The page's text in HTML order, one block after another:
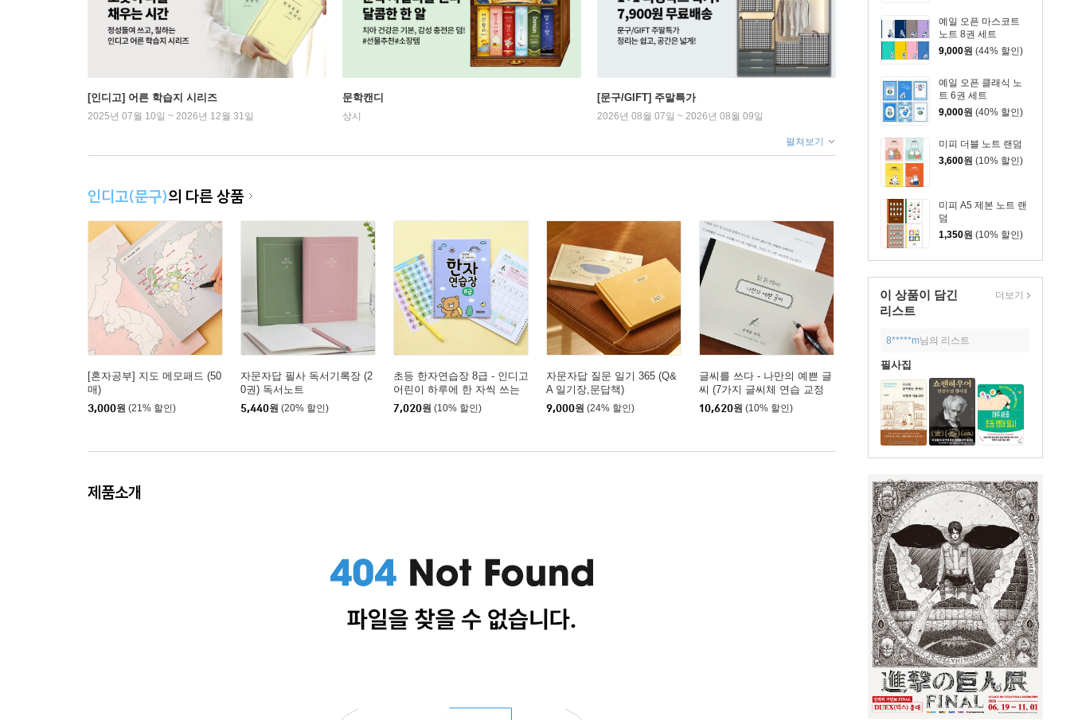
예일 오픈 마스코트
노트 8권 세트
9,000원 (44% 할인)
예일 오픈 클래식 노
트 6권 세트
9,000원 (40% 할인)
미피 더블 노트 랜덤
3,600원 (10% 할인)
미피 A5 제본 노트 랜
덤
1,350원 (10% 할인)
이 상품이 담긴
리스트
더보기
8*****m님의 리스트
필사집
[인디고] 어른 학습지 시리즈
2025년 07월 10일 ~ 2026년 12월 31일
문학캔디
상시
[문구/GIFT] 주말특가
2026년 08월 07일 ~ 2026년 08월 09일
펼쳐보기
인디고(문구)의 다른 상품
[혼자공부] 지도 메모패드 (50
매)
3,000원 (21% 할인)
자문자답 필사 독서기록장 (2
0권) 독서노트
5,440원 (20% 할인)
초등 한자연습장 8급 - 인디고
어린이 하루에 한 자씩 쓰는
한자노트
7,020원 (10% 할인)
자문자답 질문 일기 365 (Q&
A 일기장,문답책)
9,000원 (24% 할인)
글씨를 쓰다 - 나만의 예쁜 글
씨 (7가지 글씨체 연습 교정
노트) 어른학습지⑥
10,620원 (10% 할인)
제품소개